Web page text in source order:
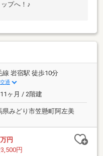
プへ！♪
線 岩宿駅 徒歩10分
通
ヶ月 / 2階建
県みどり市笠懸町阿左美
万円
円